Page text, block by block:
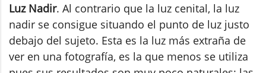
Luz Nadir. Al contrario que la luz cenital, la luz
nadir se consigue situando el punto de luz justo
debajo del sujeto. Esta es la luz más extraña de
ver en una fotografía, es la que menos se utiliza